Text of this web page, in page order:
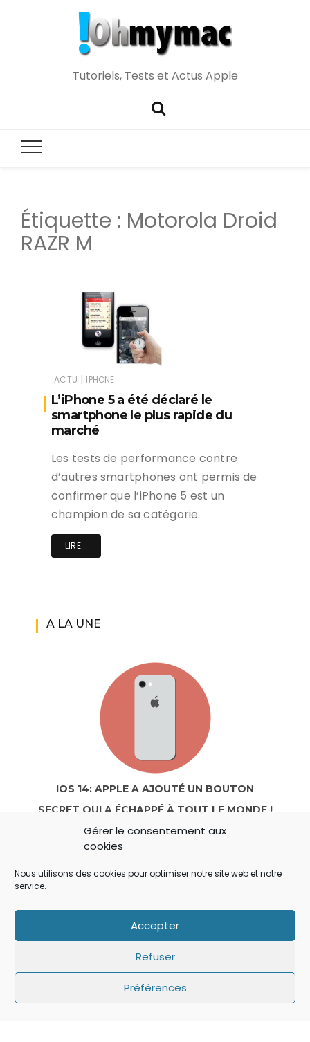
Gérer le consentement aux
cookies
Nous utilisons des cookies pour optimiser notre site web et notre
service.
Accepter
Refuser
Préférences
Tutoriels, Tests et Actus Apple
Étiquette : Motorola Droid
RAZR M
ACTU | IPHONE
L’iPhone 5 a été déclaré le
smartphone le plus rapide du
marché
Les tests de performance contre
d’autres smartphones ont permis de
confirmer que l’iPhone 5 est un
champion de sa catégorie.
LIRE...
A LA UNE
IOS 14: APPLE A AJOUTÉ UN BOUTON
SECRET QUI A ÉCHAPPÉ À TOUT LE MONDE !
IOS: QUE FAIRE SI LE MINUTEUR NE S’AFFICHE
PAS SUR L’ÉCRAN DE VERROUILLAGE ?